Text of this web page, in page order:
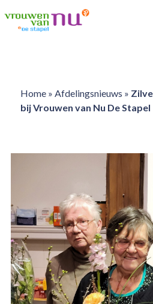
Home» Afdelingsnieuws »
bij Vrouwen van Nu De Stapel